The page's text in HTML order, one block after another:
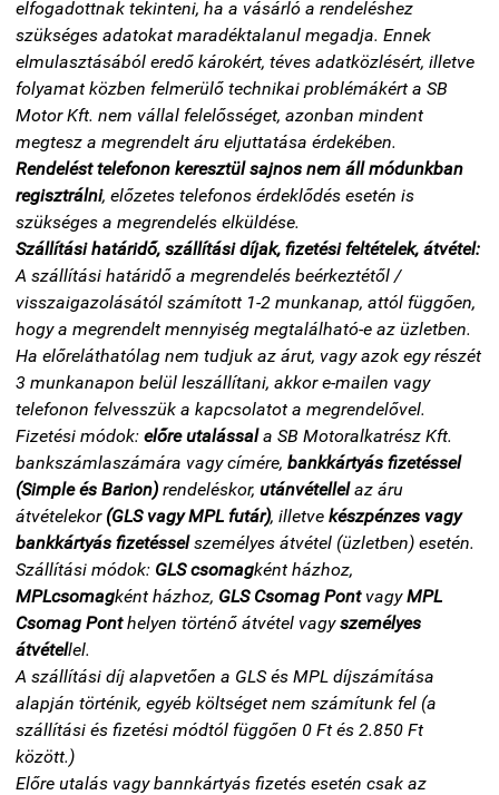
elfogadottnak tekinteni, ha a vásárló a rendeléshez
szükséges adatokat maradéktalanul megadja. Ennek
elmulasztásából eredő károkért, téves adatközlésért, illetve
folyamat közben felmerülő technikai problémákért a SB
Motor Kft. nem vállal felelősséget, azonban mindent
megtesz a megrendelt áru eljuttatása érdekében.
Rendelést telefonon keresztül sajnos nem áll módunkban
regisztrálni, előzetes telefonos érdeklődés esetén is
szükséges a megrendelés elküldése.
Szállítási határidő, szállítási díjak, fizetési feltételek, átvétel:
A szállítási határidő a megrendelés beérkeztétől /
visszaigazolásától számított 1-2 munkanap, attól függően,
hogy a megrendelt mennyiség megtalálható-e az üzletben.
Ha előreláthatólag nem tudjuk az árut, vagy azok egy részét
3 munkanapon belül leszállítani, akkor e-mailen vagy
telefonon felvesszük a kapcsolatot a megrendelővel.
Fizetési módok: előre utalássala SB Motoralkatrész Kft.
bankszámlaszámára vagy címére, bankkártyás fizetéssel
(Simple és Barion) rendeléskor, utánvétellelaz áru
átvételekor (GLS vagy MPL futár), illetve készpénzes vagy
bankkártyás fizetésselszemélyes átvétel (üzletben) esetén.
Szállítási módok: GLS csomagként házhoz,
MPLcsomagként házhoz, GLS Csomag PontvagyMPL
Csomag Ponthelyen történő átvétel vagyszemélyes
átvétellel.
A szállítási díj alapvetően a GLS és MPL díjszámítása
alapján történik, egyéb költséget nem számítunk fel (a
szállítási és fizetési módtól függően 0 Ft és 2.850 Ft
között.)
Előre utalás vagy bannkártyás fizetés esetén csak az